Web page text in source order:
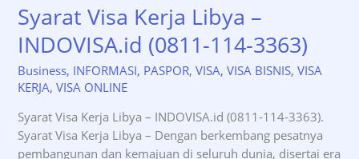
Syarat Visa Kerja Libya –
INDOVISA.id (0811-114-3363)
Business, INFORMASI, PASPOR,VISA,VISA BISNIS,VISA
KERJA,VISA ONLINE
Syarat Visa Kerja Libya – INDOVISA.id (0811-114-3363).
Syarat Visa Kerja Libya – Dengan berkembang pesatnya
pembangunan dan kemajuan di seluruh dunia, disertai era